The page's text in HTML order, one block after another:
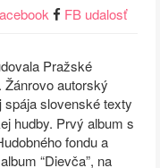
FB udalosť
Pražské
autorský
spája slovenské texty
hudby. Prvý album s
fondu a
“Dievča”, na